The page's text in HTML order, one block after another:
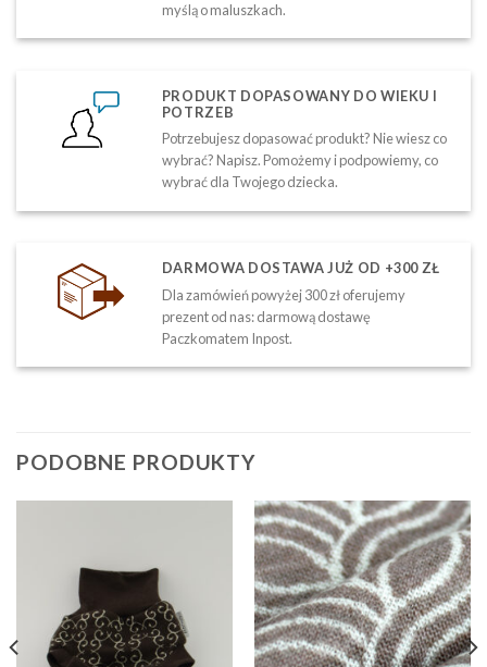
myślą o maluszkach.
PRODUKT DOPASOWANY DO WIEKU I
POTRZEB
Potrzebujesz dopasować produkt? Nie wiesz co
wybrać? Napisz. Pomożemy i podpowiemy, co
wybrać dla Twojego dziecka.
DARMOWA DOSTAWA JUŻ OD +300 ZŁ
Dla zamówień powyżej 300 zł oferujemy
prezent od nas: darmową dostawę
Paczkomatem Inpost.
PODOBNE PRODUKTY